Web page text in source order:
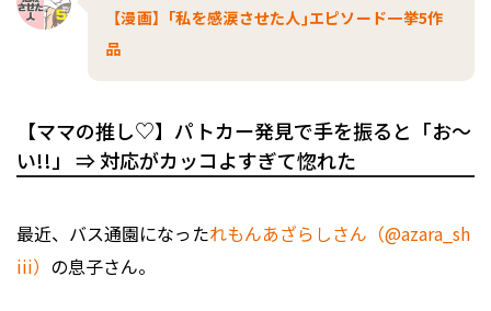
【漫画】｢私を感涙させた人｣エピソード一挙5作
品
【ママの推し♡】パトカー発見で手を振ると「お～
い!!」 ⇒ 対応がカッコよすぎて惚れた
最近、バス通園になったれもんあざらしさん（@azara_sh
iii） の息子さん。